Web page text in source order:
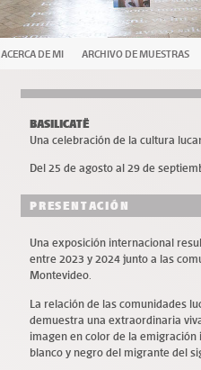
ACERCA DE MI ARCHIVO DE MUESTRAS
BASILICATË
Una celebración de la cultura
Del 25 de agosto al 29 de
PRESENTACIÓN
Una exposición internacional
entre 2023 y 2024 junto a las
Montevideo.
La relación de las comunidades
demuestra una extraordinaria
imagen en color de la
blanco y negro del migrante del